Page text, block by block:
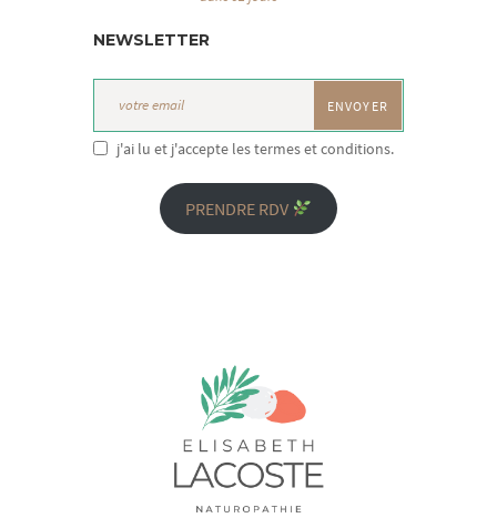
NEWSLETTER
j'ai lu et j'accepte les termes et conditions.
PRENDRE RDV